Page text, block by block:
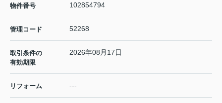
物件番号 102854794
管理コード 52268
取引条件の
有効期限
2026年08月17日
リフォーム ---